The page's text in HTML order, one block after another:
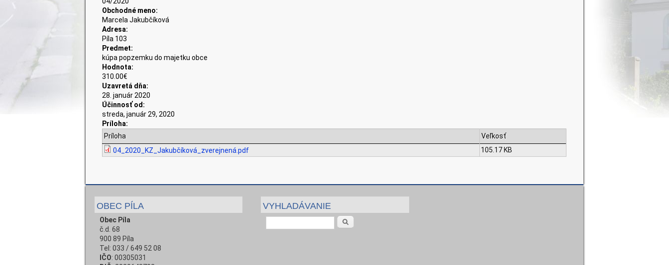
Obchodné meno:
Marcela Jakubčíková
Adresa:
Píla 103
Predmet:
kúpa popzemku do majetku obce
Hodnota:
310.00€
Uzavretá dňa:
28. január 2020
Účinnosť od:
streda, január 29, 2020
Príloha:
Príloha
Veľkosť
04_2020_KZ_Jakubčíková_zverejnená.pdf
105.17 KB
OBEC PÍLA
Obec Píla
č.d. 68
900 89 Píla
Tel: 033 / 649 52 08
IČO: 00305031
VYHLADÁVANIE